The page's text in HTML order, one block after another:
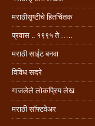
मराठीसृष्टीचे हितचिंतक
प्रवास .. १९९५ ते …..
मराठी साईट बनवा
विविध सदरे
गाजलेले लोकप्रिय लेख
मराठी सॉफ्टवेअर